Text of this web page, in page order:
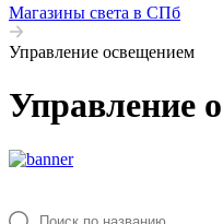
Магазины света в СПб
Управление освещением
Управление